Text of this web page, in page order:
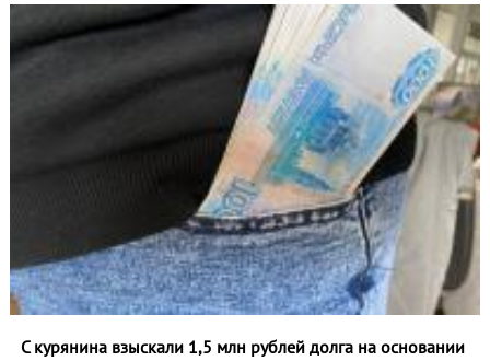
С курянина взыскали 1,5 млн рублей долга на основании